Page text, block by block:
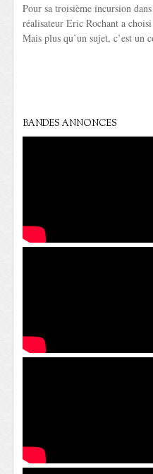
Pour sa troisième incursion
réalisateur Eric Rochant a
Mais plus qu’un sujet, c’est un
BANDES ANNONCES